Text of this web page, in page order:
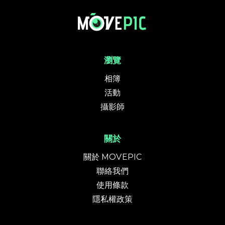
瀏覽
相簿
活動
攝影師
關於
關於 MOVEPIC
聯絡我們
使用條款
隱私權政策